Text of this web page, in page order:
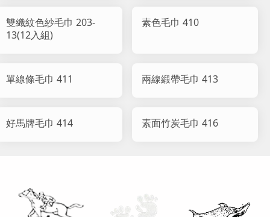
雙織紋色紗毛巾 203-
13(12入組)
素色毛巾 410
單線條毛巾 411 兩線緞帶毛巾 413
好馬牌毛巾 414 素面竹炭毛巾 416